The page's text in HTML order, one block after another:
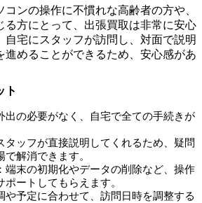
ンの操作に不慣れな高齢者の方や、
る方にとって、出張買取は非常に安心
自宅にスタッフが訪問し、対面で説明
進めることができるため、安心感があ
ト
出の必要がなく、自宅で全ての手続きが
タッフが直接説明してくれるため、疑問
解消できます。
：端末の初期化やデータの削除など、操作
ポートしてもらえます。
や予定に合わせて、訪問日時を調整する